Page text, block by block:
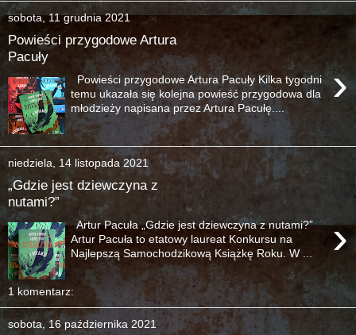
sobota, 11 grudnia 2021
Powieści przygodowe Artura
Pacuły
›
Powieści przygodowe Artura Pacuły Kilka tygodni
temu ukazała się kolejna powieść przygodowa dla
młodzieży napisana przez Artura Pacułę....
niedziela, 14 listopada 2021
„Gdzie jest dziewczyna z
nutami?”
›
Artur Pacuła „Gdzie jest dziewczyna z nutami?”
Artur Pacuła to etatowy laureat Konkursu na
Najlepszą Samochodzikową Książkę Roku. W ...
1 komentarz:
sobota, 16 października 2021